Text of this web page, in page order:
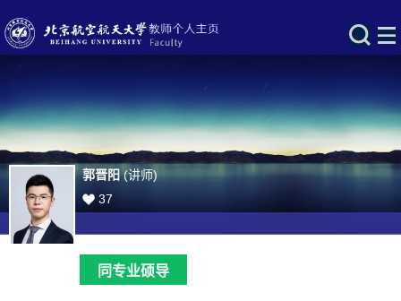
郭晋阳(讲师)
37
同专业硕导